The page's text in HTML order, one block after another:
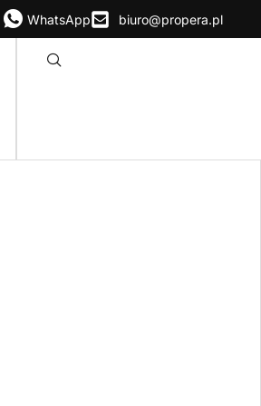
WhatsApp biuro@propera.pl